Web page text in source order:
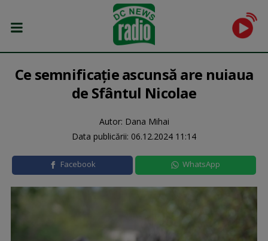
Ce semnificație ascunsă are nuiaua
de Sfântul Nicolae
Autor: Dana Mihai
Data publicării: 06.12.2024 11:14
Facebook WhatsApp